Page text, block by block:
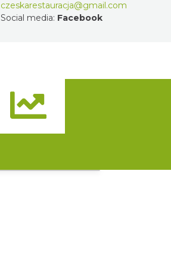
czeskarestauracja@gmail.com
Social media: Facebook